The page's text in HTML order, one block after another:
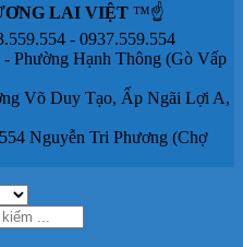
LAI VIỆT ™☝️
- 0937.559.554
Phường Hạnh Thông (Gò Vấp
Võ Duy Tạo, Ấp Ngãi Lợi A,
Nguyễn Tri Phương (Chợ